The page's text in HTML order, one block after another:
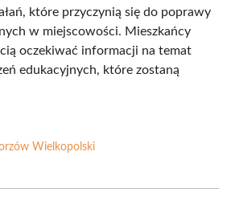
które przyczynią się do poprawy
w miejscowości. Mieszkańcy
oczekiwać informacji na temat
edukacyjnych, które zostaną
Wielkopolski